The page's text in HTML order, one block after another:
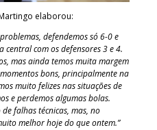
elaborou:
defendemos só 6-0 e
central com os defensores 3 e 4.
mas ainda temos muita margem
bons, principalmente na
muito felizes nas situações de
e perdemos algumas bolas.
falhas técnicas, mas, no
melhor hoje do que ontem.”